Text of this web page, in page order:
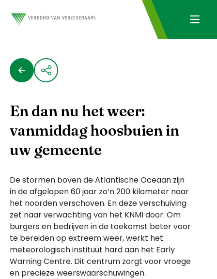
En dan nu het weer:
vanmiddag hoosbuien in
uw gemeente
De stormen boven de Atlantische Oceaan zijn
in de afgelopen 60 jaar zo’n 200 kilometer naar
het noorden verschoven. En deze verschuiving
zet naar verwachting van het KNMI door. Om
burgers en bedrijven in de toekomst beter voor
te bereiden op extreem weer, werkt het
meteorologisch instituut hard aan het Early
Warning Centre. Dit centrum zorgt voor vroege
en precieze weerswaarschuwingen.